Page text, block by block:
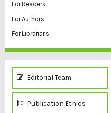
For Readers
For Authors
For Librarians
Editorial Team
Publication Ethics